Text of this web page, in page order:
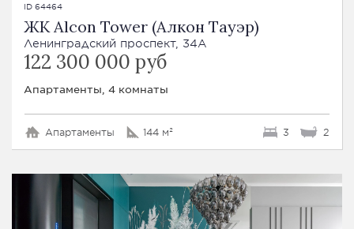
ID 64464
ЖК Alcon Tower (Алкон Тауэр)
Ленинградский проспект, 34А
122 300 000 руб
Апартаменты, 4 комнаты
Апартаменты 144 м² 3 2